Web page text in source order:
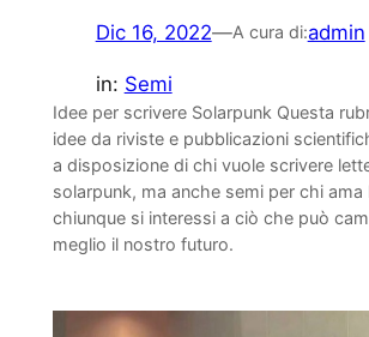
Dic 16, 2022—A cura di:admin
in: Semi
Idee per scrivere Solarpunk Questa
idee da riviste e pubblicazioni
a disposizione di chi vuole scrivere
solarpunk, ma anche semi per chi ama
chiunque si interessi a ciò che può
meglio il nostro futuro.